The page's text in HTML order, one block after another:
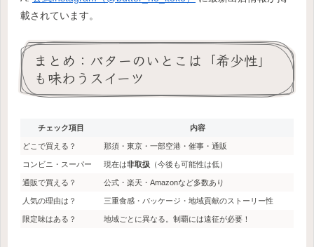
載されています。
まとめ：バターのいとこは「希少性」
も味わうスイーツ
チェック項目 内容
どこで買える？ 那須・東京・一部空港・催事・通販
コンビニ・スーパー 現在は非取扱 （今後も可能性は低）
通販で買える？ 公式・楽天・Amazonなど多数あり
人気の理由は？ 三重食感・パッケージ・地域貢献のストーリー性
限定味はある？ 地域ごとに異なる。制覇には遠征が必要！